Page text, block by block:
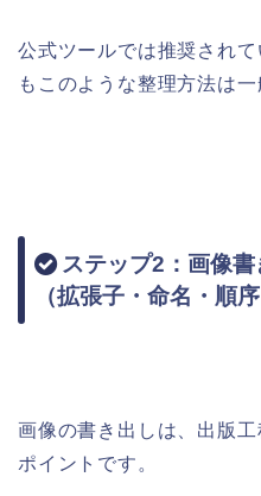
公式ツールでは推奨され
もこのような整理方法は一
ステップ2：画像
（拡張子・命名・順序
画像の書き出しは、出版
ポイントです。